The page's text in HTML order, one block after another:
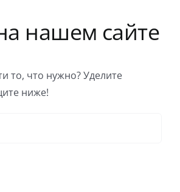
нашем сайте
то, что нужно? Уделите
ниже!